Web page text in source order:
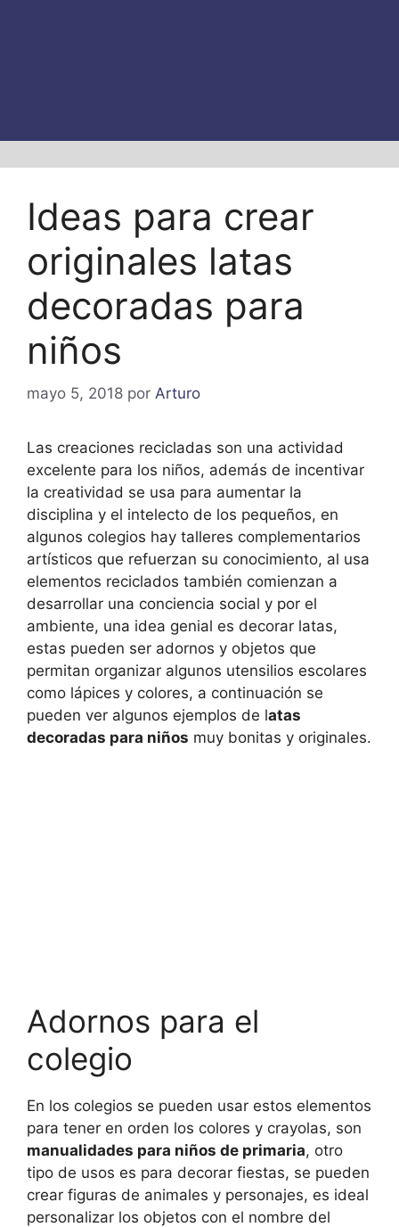
Ideas para crear
originales latas
decoradas para
niños
mayo 5, 2018 por Arturo
Las creaciones recicladas son una actividad
excelente para los niños, además de incentivar
la creatividad se usa para aumentar la
disciplina y el intelecto de los pequeños, en
algunos colegios hay talleres complementarios
artísticos que refuerzan su conocimiento, al usa
elementos reciclados también comienzan a
desarrollar una conciencia social y por el
ambiente, una idea genial es decorar latas,
estas pueden ser adornos y objetos que
permitan organizar algunos utensilios escolares
como lápices y colores, a continuación se
pueden ver algunos ejemplos de latas
decoradas para niños muy bonitas y originales.
Adornos para el
colegio
En los colegios se pueden usar estos elementos
para tener en orden los colores y crayolas, son
manualidades para niños de primaria, otro
tipo de usos es para decorar fiestas, se pueden
crear figuras de animales y personajes, es ideal
personalizar los objetos con el nombre del